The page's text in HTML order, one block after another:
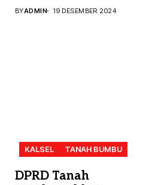
BYADMIN 19 DESEMBER 2024
KALSEL TANAH BUMBU
DPRD Tanah